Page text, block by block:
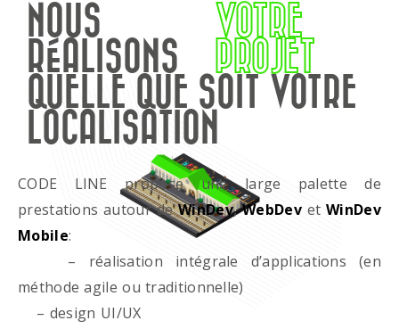
NOUS
RÉALISONS
VOTRE
PROJET
QUELLE QUE SOIT VOTRE
LOCALISATION
CODE LINE propose une large palette de
prestations autour deWinDev,WebDevet WinDev
Mobile:
– réalisation intégrale d’applications (en
méthode agile ou traditionnelle)
– design UI/UX